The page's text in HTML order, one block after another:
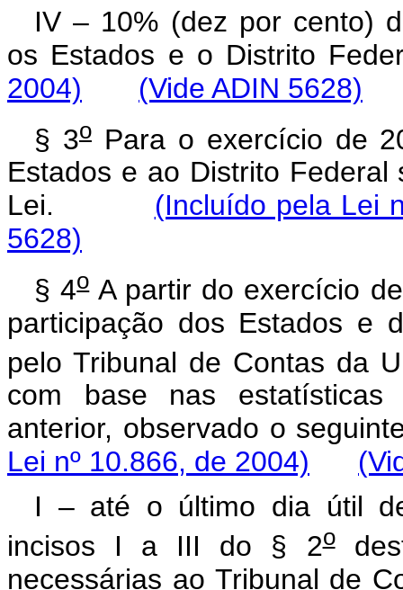
IV – 10% (dez por cento)
os Estados e o Distrito
2004)
(Vide ADIN 5628)
§ 3oPara o exercício de
Estados e ao Distrito
Lei. (Incluído pela Lei
5628)
§ 4oA partir do exercício
participação dos Estados e
pelo Tribunal de Contas da
com base nas estatísticas
anterior, observado o
Lei nº 10.866, de 2004)
I – até o último dia útil
incisos I a III do § 2o
necessárias ao Tribunal